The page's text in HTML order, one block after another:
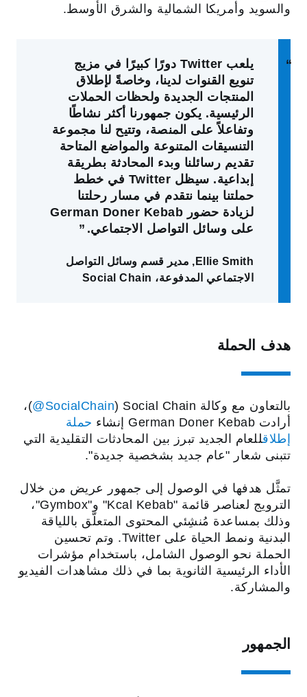
والسويد وأمريكا الشمالية والشرق الأوسط.
يلعب Twitter دورًا كبيرًا في مزيج
تنويع القنوات لدينا، وخاصةً لإطلاق
المنتجات الجديدة ولحظات الحملات
الرئيسية. يكون جمهورنا أكثر نشاطًا
وتفاعلاً على المنصة، وتتيح لنا مجموعة
التنسيقات المتنوعة والمواضع المتاحة
تقديم رسائلنا وبدء المحادثة بطريقة
إبداعية. سيظل Twitter في خطط
حملتنا بينما نتقدم في مسار رحلتنا
لزيادة حضور German Doner Kebab
على وسائل التواصل الاجتماعي.
Ellie Smith
, مدير قسم وسائل التواصل
الاجتماعي المدفوعة، Social Chain
هدف الحملة
بالتعاون مع وكالة Social Chain‏ ( ‎‎@SocialChain)،
أرادت German Doner Kebab إنشاء
حملة
إطلاقللعام الجديد تبرز بين المحادثات التقليدية التي
تتبنى شعار "عام جديد بشخصية جديدة".
تمثَّل هدفها في الوصول إلى جمهور عريض من خلال
الترويج لعناصر قائمة "Kcal Kebab" و"Gymbox"،
وذلك بمساعدة مُنشِئي المحتوى المتعلّق باللياقة
البدنية ونمط الحياة على Twitter. وتم تحسين
الحملة نحو الوصول الشامل، باستخدام مؤشرات
الأداء الرئيسية الثانوية بما في ذلك مشاهدات الفيديو
والمشاركة.
الجمهور